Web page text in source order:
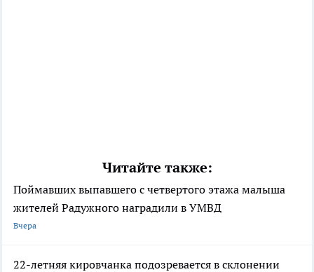
Читайте также:
Поймавших выпавшего с четвертого этажа малыша
жителей Радужного наградили в УМВД
Вчера
22-летняя кировчанка подозревается в склонении